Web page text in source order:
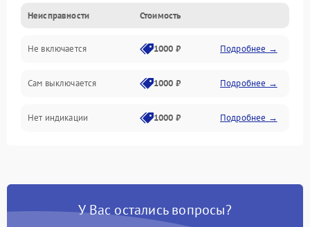
ПО
Корпус/Герметичность
Связь
Хранение данных
Неисправности Стоимость
Не включается 1000 ₽ Подробнее →
Сам выключается 1000 ₽ Подробнее →
Нет индикации 1000 ₽ Подробнее →
У Вас остались вопросы?